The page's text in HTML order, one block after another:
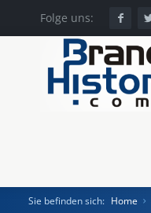
Folge uns:
Sie befinden sich: Home